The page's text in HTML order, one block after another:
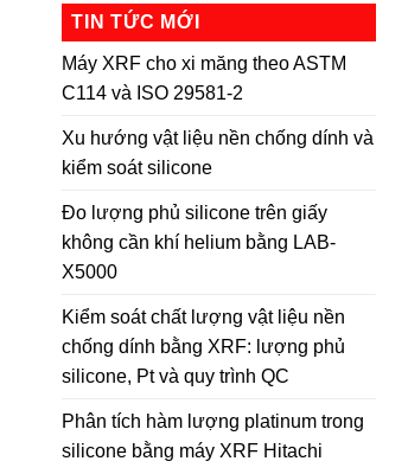
TIN TỨC MỚI
Máy XRF cho xi măng theo ASTM
C114 và ISO 29581-2
Xu hướng vật liệu nền chống dính và
kiểm soát silicone
Đo lượng phủ silicone trên giấy
không cần khí helium bằng LAB-
X5000
Kiểm soát chất lượng vật liệu nền
chống dính bằng XRF: lượng phủ
silicone, Pt và quy trình QC
Phân tích hàm lượng platinum trong
silicone bằng máy XRF Hitachi